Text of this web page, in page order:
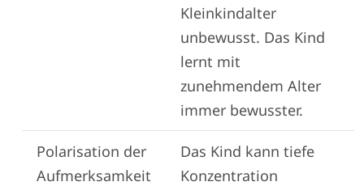
Kleinkindalter
unbewusst. Das Kind
lernt mit
zunehmendem Alter
immer bewusster.
Polarisation der
Aufmerksamkeit
Das Kind kann tiefe
Konzentration